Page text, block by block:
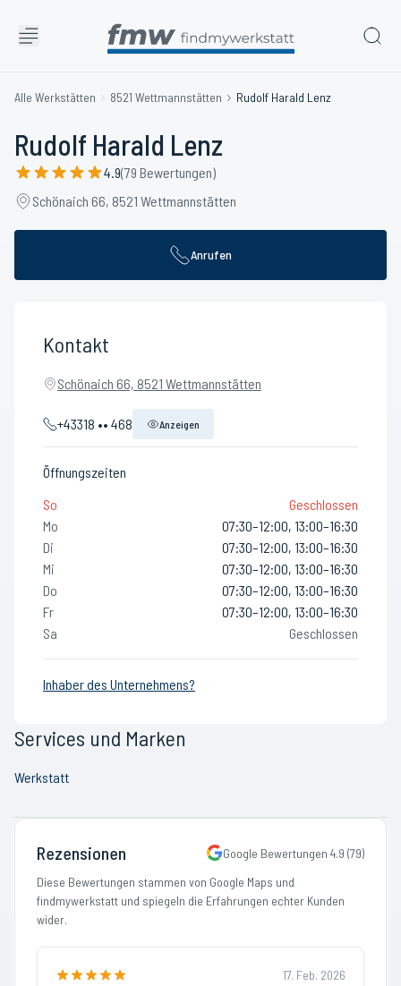
Alle Werkstätten 8521 Wettmannstätten Rudolf Harald Lenz
Rudolf Harald Lenz
4.9(79 Bewertungen)
Schönaich 66, 8521 Wettmannstätten
Anrufen
Kontakt
Schönaich 66, 8521 Wettmannstätten
+43318 •• 468 Anzeigen
Öffnungszeiten
So
Geschlossen
Mo
07:30–12:00, 13:00–16:30
Di
07:30–12:00, 13:00–16:30
Mi
07:30–12:00, 13:00–16:30
Do
07:30–12:00, 13:00–16:30
Fr
07:30–12:00, 13:00–16:30
Sa
Geschlossen
Inhaber des Unternehmens?
Services und Marken
Werkstatt
Rezensionen Google Bewertungen 4.9 (79)
Diese Bewertungen stammen von Google Maps und
findmywerkstatt und spiegeln die Erfahrungen echter Kunden
wider.
17. Feb. 2026